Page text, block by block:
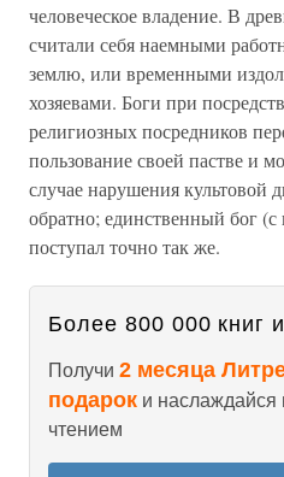
человеческое владение. В
считали себя наемными
землю, или временными
хозяевами. Боги при
религиозных посредников
пользование своей пастве и
случае нарушения культовой
обратно; единственный бог
поступал точно так же.
Более 800 000 книг
Получи 2 месяца
подарок и наслаждайся
чтением